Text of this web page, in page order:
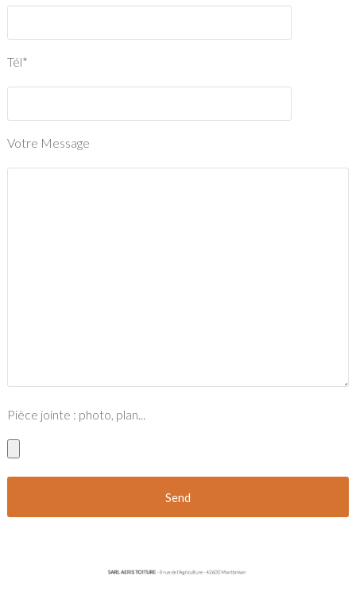
Tél*
Votre Message
Pièce jointe : photo, plan...